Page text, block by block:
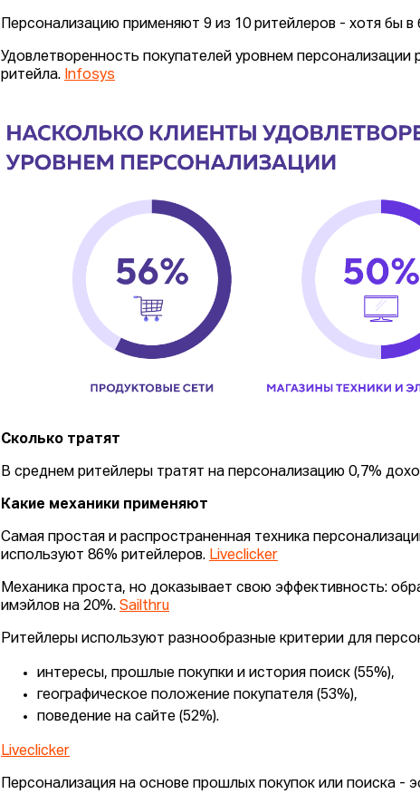
Персонализацию применяют 9 из 10 ритейлеров - хотя бы в
Удовлетворенность покупателей уровнем персонализации
ритейла. Infosys
Сколько тратят
В среднем ритейлеры тратят на персонализацию 0,7%
Какие механики применяют
Самая простая и распространенная техника
используют 86% ритейлеров. Liveclicker
Механика проста, но доказывает свою эффективность:
имэйлов на 20%.Sailthru
Ритейлеры используют разнообразные критерии для
интересы, прошлые покупки и история поиск (55%),
географическое положение покупателя (53%),
поведение на сайте (52%).
Liveclicker
Персонализация на основе прошлых покупок или поиска -